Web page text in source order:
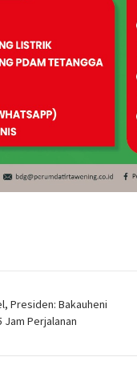
Presiden: Bakauheni
Jam Perjalanan